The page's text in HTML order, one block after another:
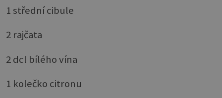
1 střední cibule
2 rajčata
2 dcl bílého vína
1 kolečko citronu